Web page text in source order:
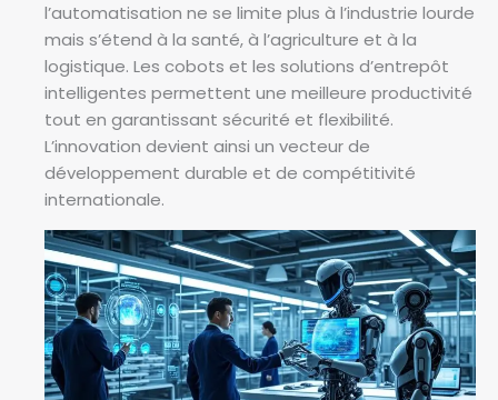
l’automatisation ne se limite plus à l’industrie lourde
mais s’étend à la santé, à l’agriculture et à la
logistique. Les cobots et les solutions d’entrepôt
intelligentes permettent une meilleure productivité
tout en garantissant sécurité et flexibilité.
L’innovation devient ainsi un vecteur de
développement durable et de compétitivité
internationale.